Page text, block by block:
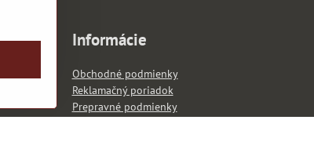
Informácie
Obchodné podmienky
Reklamačný poriadok
Prepravné podmienky